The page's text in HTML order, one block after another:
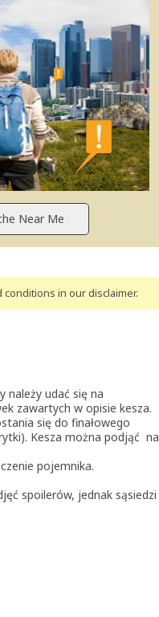
conditions in our disclaimer.
należy udać się na
zawartych w opisie kesza.
się do finałowego
Kesza można podjąć na
pojemnika.
spoilerów, jednak sąsiedzi